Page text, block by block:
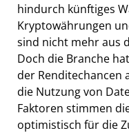
hindurch künftiges
Kryptowährungen
sind nicht mehr aus
Doch die Branche
der Renditechancen
die Nutzung von
Faktoren stimmen
optimistisch für die